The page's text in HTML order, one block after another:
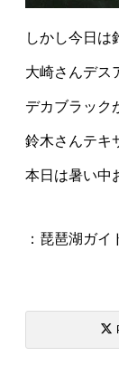
しかし今日は
大崎さんデス
デカブラック
鈴木さんテキ
本日は暑い中
：琵琶湖ガ